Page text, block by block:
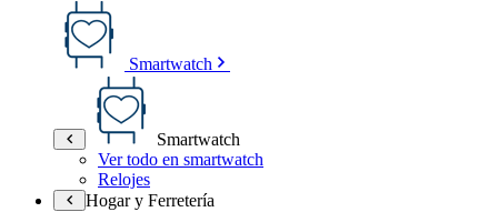
Smartwatch
Smartwatch
Ver todo en smartwatch
Relojes
Hogar y Ferretería